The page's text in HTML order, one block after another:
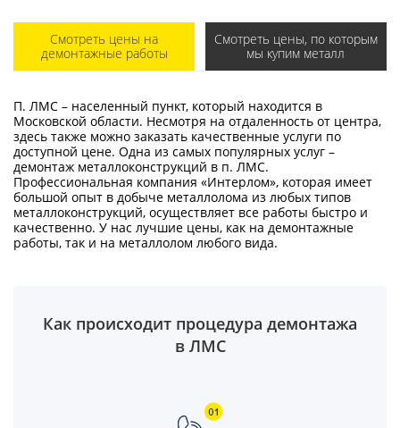
Смотреть цены на
демонтажные работы
Смотреть цены, по которым
мы купим металл
П. ЛМС – населенный пункт, который находится в
Московской области. Несмотря на отдаленность от центра,
здесь также можно заказать качественные услуги по
доступной цене. Одна из самых популярных услуг –
демонтаж металлоконструкций в п. ЛМС.
Профессиональная компания «Интерлом», которая имеет
большой опыт в добыче металлолома из любых типов
металлоконструкций, осуществляет все работы быстро и
качественно. У нас лучшие цены, как на демонтажные
работы, так и на металлолом любого вида.
Как происходит процедура демонтажа
в ЛМС